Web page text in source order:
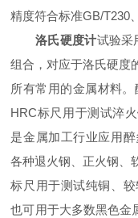
精度符合标准GB/T230
洛氏硬度计试验采
组合，对应于洛氏硬度
所有常用的金属材料
HRC标尺用于测试淬
是金属加工行业应用
各种退火钢、正火钢、
标尺用于测试纯铜、
也可用于大多数黑色金